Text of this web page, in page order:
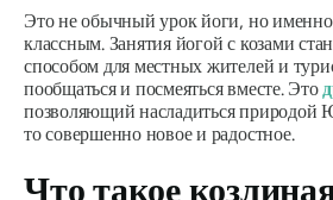
Это не обычный урок йоги, но именно
классным. Занятия йогой с козами
способом для местных жителей и
пообщаться и посмеяться вместе. Это
позволяющий насладиться природой
то совершенно новое и радостное.
Что такое